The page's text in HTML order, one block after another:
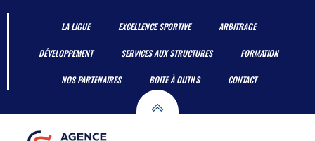
LA LIGUE EXCELLENCE SPORTIVE ARBITRAGE
DÉVELOPPEMENT SERVICES AUX STRUCTURES FORMATION
NOS PARTENAIRES BOITE À OUTILS CONTACT